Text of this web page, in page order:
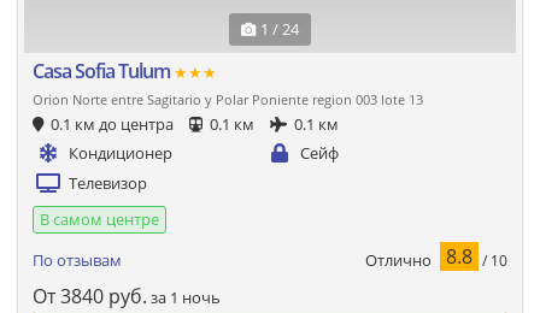
1 / 24
Casa Sofia Tulum ★★★
Orion Norte entre Sagitario y Polar Poniente region 003 lote 13
0.1 км до центра 0.1 км
0.1 км
Кондиционер
Сейф
Телевизор
В самом центре
По отзывам
Отлично 8.8 / 10
От3840 руб. за 1 ночь